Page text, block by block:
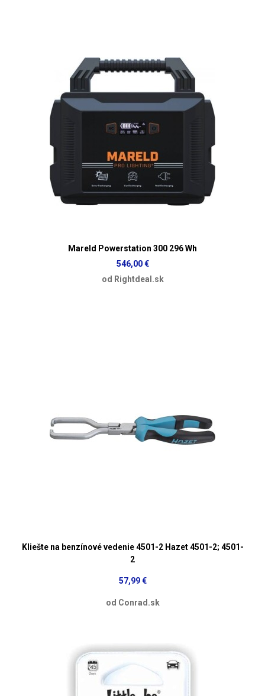
Mareld Powerstation 300 296 Wh
546,00 €
od Rightdeal.sk
Kliešte na benzínové vedenie 4501-2 Hazet 4501-2; 4501-
2
57,99 €
od Conrad.sk